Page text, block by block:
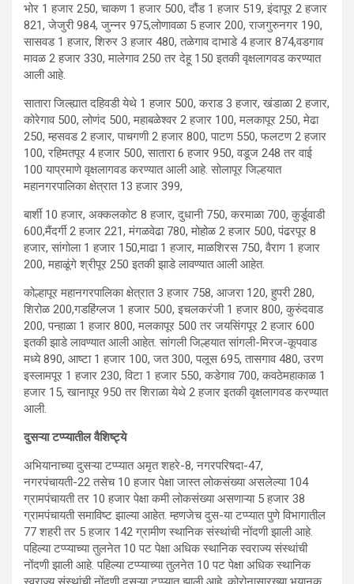
भोर 1 हजार 250, चाकण 1 हजार 500, दौंड 1 हजार 519, इंदापूर 2 हजार
821, जेजुरी 984, जुन्नर 975,लोणावळा 5 हजार 200, राजगुरुनगर 190,
सासवड 1 हजार, शिरुर 3 हजार 480, तळेगाव दाभाडे 4 हजार 874,वडगाव
मावळ 2 हजार 330, मालेगाव 250 तर देहू 150 इतकी वृक्षलागवड करण्यात
आली आहे.
सातारा जिल्ह्यात दहिवडी येथे 1 हजार 500, कराड 3 हजार, खंडाळा 2 हजार,
कोरेगाव 500, लोणंद 500, महाबळेश्वर 2 हजार 100, मलकापूर 250, मेढा
250, म्हसवड 2 हजार, पाचगणी 2 हजार 800, पाटण 550, फलटण 2 हजार
100, रहिमतपूर 4 हजार 500, सातारा 6 हजार 950, वडूज 248 तर वाई
100 याप्रमाणे वृक्षलागवड करण्यात आली आहे. सोलापूर जिल्हयात
महानगरपालिका क्षेत्रात 13 हजार 399,
बार्शी 10 हजार, अक्कलकोट 8 हजार, दुधानी 750, करमाळा 700, कुर्डूवाडी
600,मैंदर्गी 2 हजार 221, मंगळवेढा 780, मोहोळ 2 हजार 500, पंढरपूर 8
हजार, सांगोला 1 हजार 150,माढा 1 हजार, माळशिरस 750, वैराग 1 हजार
200, महाळूंगे श्रीपूर 250 इतकी झाडे लावण्यात आली आहेत.
कोल्हापूर महानगरपालिका क्षेत्रात 3 हजार 758, आजरा 120, हुपरी 280,
शिरोळ 200,गडहिंग्लज 1 हजार 500, इचलकरंजी 1 हजार 800, कुरुंदवाड
200, पन्हाळा 1 हजार 800, मलकापूर 500 तर जयसिंगपूर 2 हजार 600
इतकी झाडे लावण्यात आली आहेत. सांगली जिल्हयात सांगली-मिरज-कूपवाड
मध्ये 890, आष्टा 1 हजार 100, जत 300, पलूस 695, तासगाव 480, उरण
इस्लामपूर 1 हजार 230, विटा 1 हजार 550, कडेगाव 700, कवठेमहाकाळ 1
हजार 15, खानापूर 950 तर शिराळा येथे 2 हजार इतकी वृक्षलागवड करण्यात
आली.
दुसऱ्‍या टप्प्यातील वैशिष्ट्ये
अभियानाच्या दुसऱ्‍या टप्प्यात अमृत शहरे-8, नगरपरिषदा-47,
नगरपंचायती-22 तसेच 10 हजार पेक्षा जास्त लोकसंख्या असलेल्या 104
ग्रामपंचायती तर 10 हजार पेक्षा कमी लोकसंख्या असणाऱ्या 5 हजार 38
ग्रामपंचायती समाविष्ट झाल्या आहेत. म्हणजेच दुस-या टप्प्यात पुणे विभागातील
77 शहरी तर 5 हजार 142 ग्रामीण स्थानिक संस्थांची नोंदणी झाली आहे.
पहिल्या टप्प्याच्या तुलनेत 10 पट पेक्षा अधिक स्थानिक स्वराज्य संस्थांची
नोंदणी झाली आहे. पहिल्या टप्प्याच्या तुलनेत 10 पट पेक्षा अधिक स्थानिक